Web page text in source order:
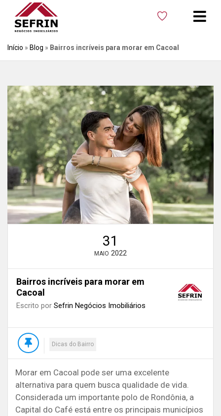
Início » Blog » Bairros incríveis para morar em Cacoal
31
MAIO 2022
Bairros incríveis para morar em
Cacoal
Escrito por Sefrin Negócios Imobiliários
Dicas do Bairro
Morar em Cacoal pode ser uma excelente
alternativa para quem busca qualidade de vida.
Considerada um importante polo de Rondônia, a
Capital do Café está entre os principais municípios